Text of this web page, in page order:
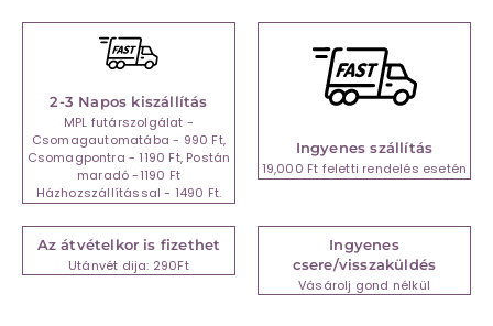
2-3 Napos kiszállítás
MPL futárszolgálat -
Csomagautomatába - 990 Ft,
Csomagpontra - 1190 Ft, Postán
maradó -1190 Ft
Házhozszállítással - 1490 Ft.
Ingyenes szállítás
19,000 Ft feletti rendelés esetén
Az átvételkor is fizethet
Utánvét dija: 290Ft
Ingyenes
csere/visszaküldés
Vásárolj gond nélkül